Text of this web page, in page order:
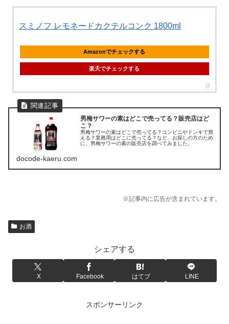
スミノフ レモネードカクテルコンク 1800ml
Amazonでチェックする
楽天でチェックする
男梅サワーの素はどこで売ってる？販売店はど
こ？
男梅サワーの素はどこで売ってる？コンビニやドンキで買
える？業務用はどこに売ってる？など、お探しの方のため
に、男梅サワーの素の販売店を調べてみました。
docode-kaeru.com
※記事内に広告が含まれています。
お酒
シェアする
X Facebook はてブ LINE
スポンサーリンク